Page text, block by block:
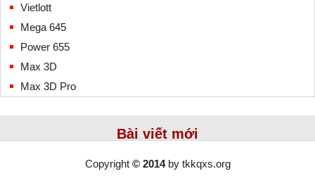
Vietlott
Mega 645
Power 655
Max 3D
Max 3D Pro
Bài viết mới
Copyright © 2014by tkkqxs.org